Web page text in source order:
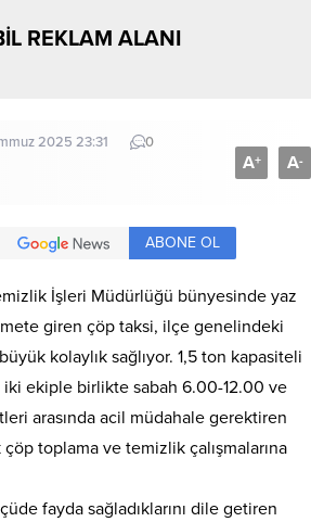
REKLAM ALANI
2025 23:31 0
A+ A-
ABONE OL
İşleri Müdürlüğü bünyesinde yaz
giren çöp taksi, ilçe genelindeki
kolaylık sağlıyor. 1,5 ton kapasiteli
iki ekiple birlikte sabah 6.00-12.00 ve
arasında acil müdahale gerektiren
toplama ve temizlik çalışmalarına
fayda sağladıklarını dile getiren